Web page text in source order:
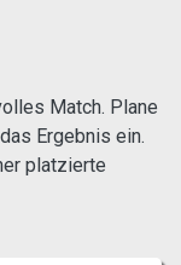
Match. Plane
Ergebnis ein.
platzierte